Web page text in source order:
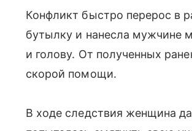
Конфликт быстро перерос в
бутылку и нанесла
и голову. От полученных
скорой помощи.
В ходе следствия женщина